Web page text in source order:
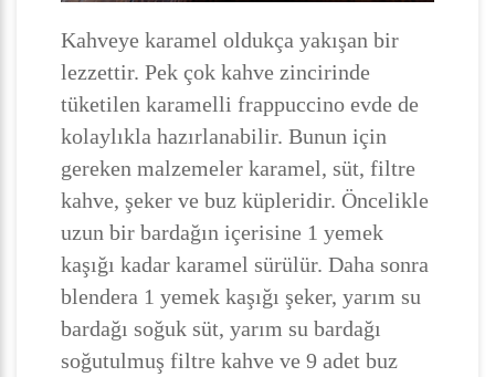
Kahveye karamel oldukça yakışan bir
lezzettir. Pek çok kahve zincirinde
tüketilen karamelli frappuccino evde de
kolaylıkla hazırlanabilir. Bunun için
gereken malzemeler karamel, süt, filtre
kahve, şeker ve buz küpleridir. Öncelikle
uzun bir bardağın içerisine 1 yemek
kaşığı kadar karamel sürülür. Daha sonra
blendera 1 yemek kaşığı şeker, yarım su
bardağı soğuk süt, yarım su bardağı
soğutulmuş filtre kahve ve 9 adet buz